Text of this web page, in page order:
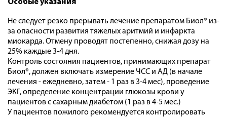
Особые указания
Не следует резко прерывать лечение препаратом Биол® из-
за опасности развития тяжелых аритмий и инфаркта
миокарда. Отмену проводят постепенно, снижая дозу на
25% каждые 3-4 дня.
Контроль состояния пациентов, принимающих препарат
Биол®, должен включать измерение ЧСС и АД (в начале
лечения - ежедневно, затем - 1 раз в 3-4 мес), проведение
ЭКГ, определение концентрации глюкозы крови у
пациентов с сахарным диабетом (1 раз в 4-5 мес.)
У пациентов пожилого рекомендуется контролировать